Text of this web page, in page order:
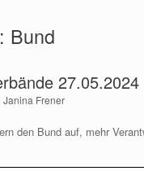
Bund
27.05.2024
Janina Frener
den Bund auf, mehr